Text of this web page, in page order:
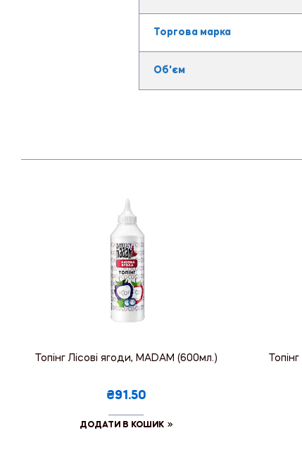
Торгова марка
Об'єм
Топінг Лісові ягоди, MADAM (600мл.)
₴91.50
ДОДАТИ В КОШИК